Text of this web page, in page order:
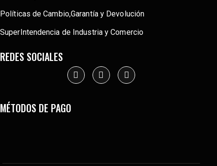
Políticas de Cambio,Garantía y Devolución
SuperIntendencia de Industria y Comercio
REDES SOCIALES
MÉTODOS DE PAGO